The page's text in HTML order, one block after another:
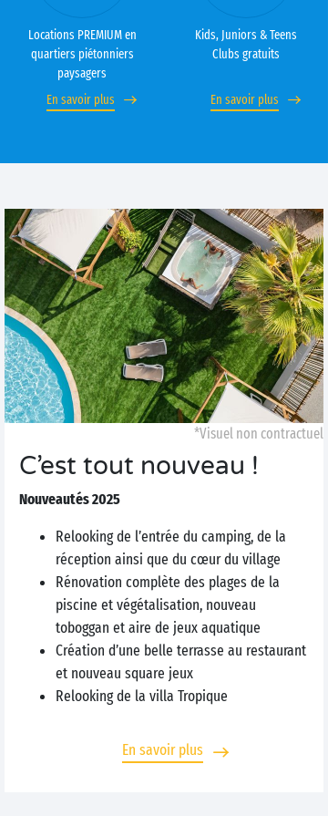
Locations PREMIUM en
quartiers piétonniers
paysagers
En savoir plus
Kids, Juniors & Teens
Clubs gratuits
En savoir plus
*Visuel non contractuel
C’est tout nouveau !
Nouveautés 2025
Relooking de l’entrée du camping, de la
réception ainsi que du cœur du village
Rénovation complète des plages de la
piscine et végétalisation, nouveau
toboggan et aire de jeux aquatique
Création d’une belle terrasse au restaurant
et nouveau square jeux
Relooking de la villa Tropique
En savoir plus